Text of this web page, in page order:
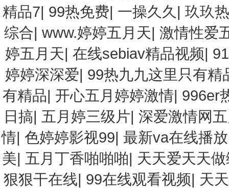
精品7| 99热免费| 一操久久 |玖玖
综合| www.婷婷五月天| 激情性爱
婷五月天| 在线sebiav精品视频|
婷婷深深爱| 99热九九这里只有精
有精品| 开心五月婷婷激情| 996er
日搞| 五月婷三级片| 深爱激情网
情| 色婷婷影视99| 最新va在线播放
美| 五月丁香啪啪啪| 天天爱天天
狠狠干在线| 99在线观看视频| 天